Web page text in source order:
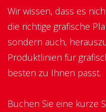
Wir wissen, dass es
die richtige grafische
sondern auch,
Produktlinien für
besten zu Ihnen passt.
Buchen Sie eine kurze